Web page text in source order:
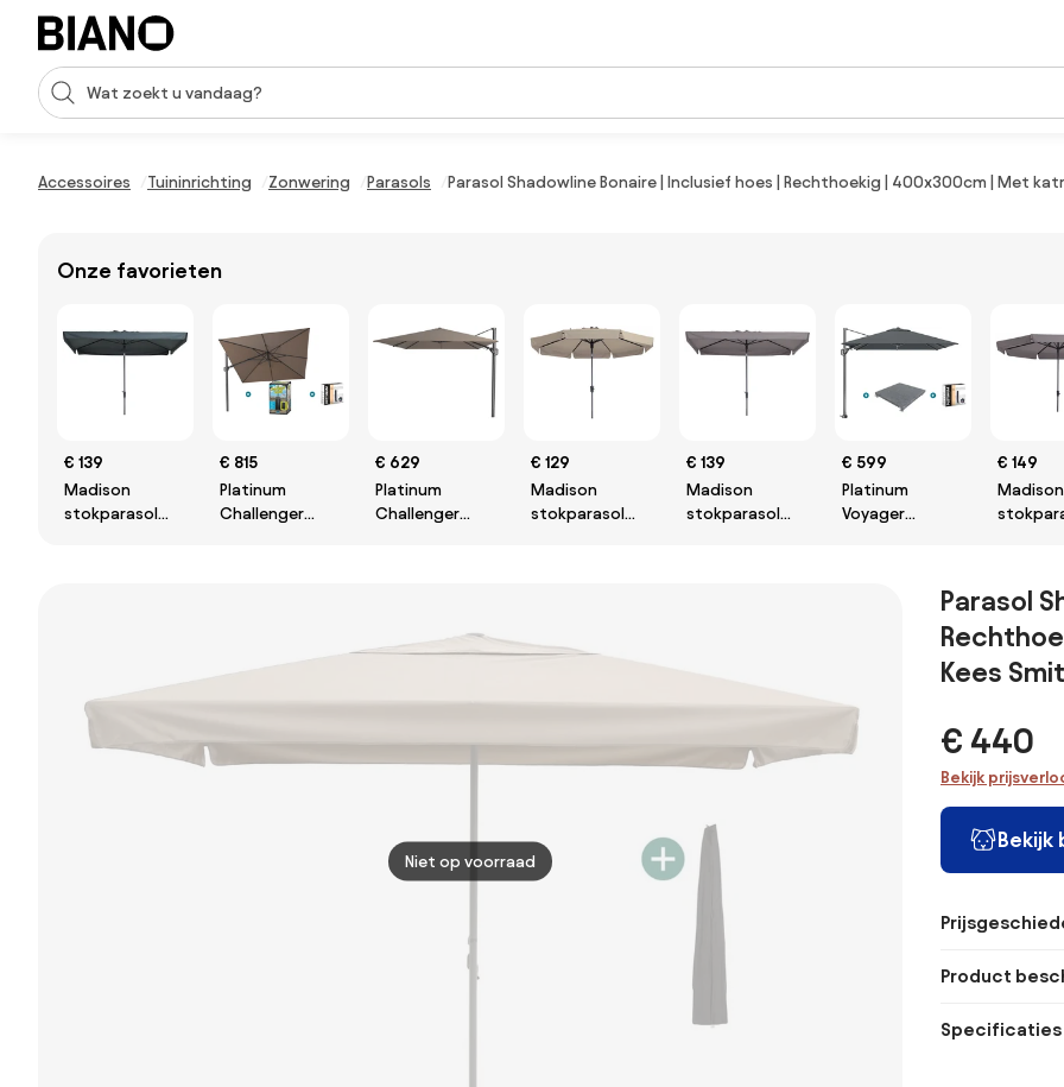
Navigatie overslaan, naar inhoud springen
Zoekopdracht invoeren
Accessoires Tuininrichting Zonwering Parasols Parasol Shadowline Bonaire | Inclusief hoes | Rechthoekig | 400x300cm | Met
Onze favorieten
€ 139
Madison
stokparasol
€ 815
Platinum
Challenger
€ 629
Platinum
Challenger
€ 129
Madison
stokparasol
€ 139
Madison
stokparasol
€ 599
Platinum
Voyager
voet en hoes
€ 149
Madison
Niet op voorraad
Parasol
Kees
€ 440
Bekijk
Bekijk
Product
Specificaties